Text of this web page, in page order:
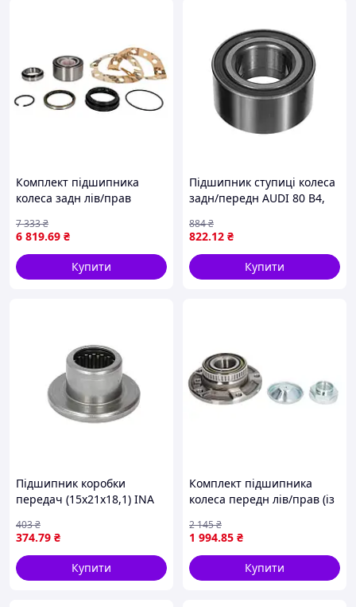
Комплект підшипника
колеса задн лів/прав
FORTUNER, HILUX VIII 2.4D-
4.0 06.04- SKF VKBA 7795
6 819.69 ₴
7 333₴
Купити
Підшипник ступиці колеса
задн/передн AUDI 80 B4,
PASSAT B5.5 1.6-2.8 09.91-
05.05 MEYLE 100 407 0038
822.12 ₴
884₴
Купити
Підшипник коробки
передач (15x21x18,1) INA
374.79 ₴
403₴
Купити
Комплект підшипника
колеса передн лів/прав (із
BMW 3 (E36), 3 (E46), 5
(E34), 7 (E32), 8 (E31), Z3
(E36),
1 994.85 ₴
2 145₴
Купити